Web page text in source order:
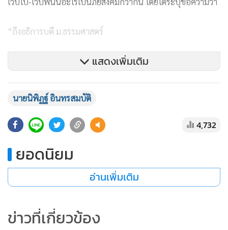
“ถึงอธิการบดี ม.ธรรมศาสตร์
ให้ความเห็นทำนองว่า การที่บุคคลนำภาพโป๊ของตัวเองลง
เว็บไซต์ onlyfans.com เว็บไซต์โป๊ กับเว็บไซต์การพนัน อันไหน
อันตรายต่อสังคมมากกว่ากัน และสรุปว่าสังคมนี้เป็นสังคม
ดัดจริต
มีหลายคนออกมาวิจารณ์การทำงานของตำรวจ การแสดงความ
เห็นของบุคลลอื่น ผมไม่พาดพิงถึง แต่ขอพูดถึง ผศ.ดร.อดิศร
นักศึกษา
แสดงเพิ่มเติม
นายนิพิฏฐ์ อินทรสมบัติ
4,732
ยอดนิยม
อ่านเพิ่มเติม
ข่าวที่เกี่ยวข้อง